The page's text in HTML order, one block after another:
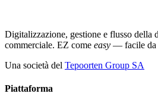
Digitalizzazione, gestione e flusso della
commerciale. EZ come easy — facile da
Una società del Tepoorten Group SA
Piattaforma